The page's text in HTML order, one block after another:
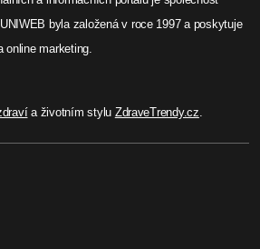
byla založená v roce 1997 a poskytuje
online marketing.
a životním stylu ZdraveTrendy.cz.